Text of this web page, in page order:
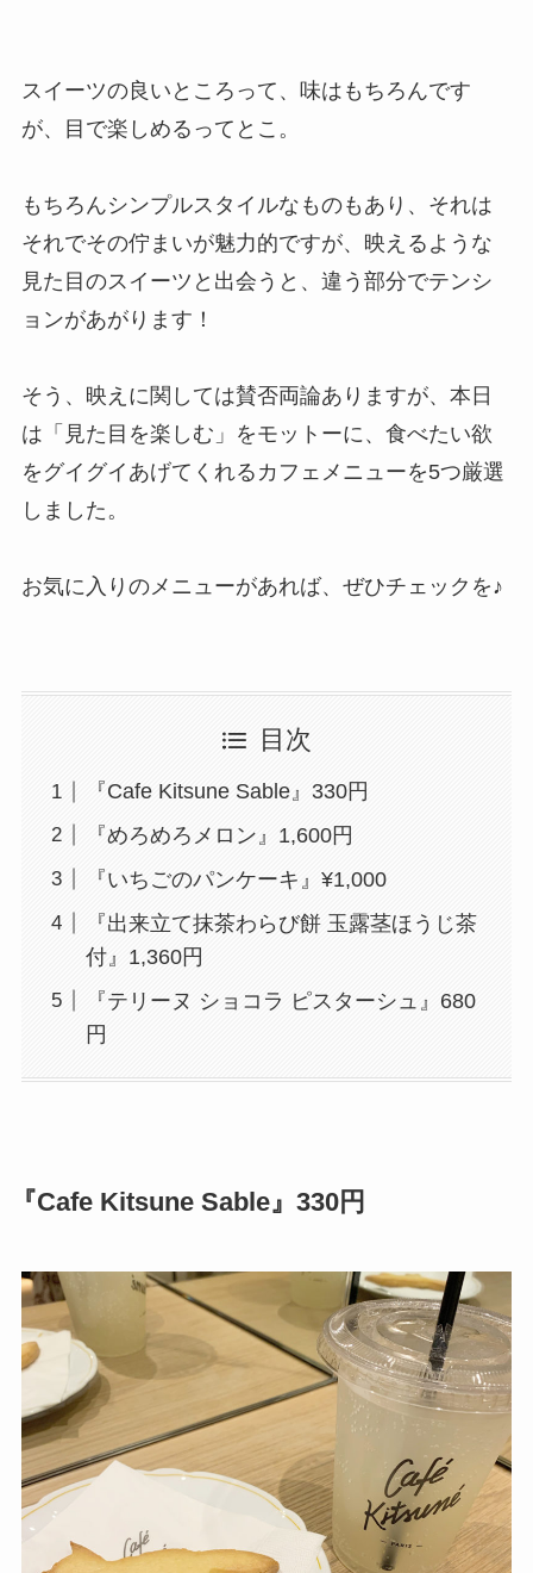
スイーツの良いところって、味はもちろんです
が、目で楽しめるってとこ。
もちろんシンプルスタイルなものもあり、それは
それでその佇まいが魅力的ですが、映えるような
見た目のスイーツと出会うと、違う部分でテンシ
ョンがあがります！
そう、映えに関しては賛否両論ありますが、本日
は「見た目を楽しむ」をモットーに、食べたい欲
をグイグイあげてくれるカフェメニューを5つ厳選
しました。
お気に入りのメニューがあれば、ぜひチェックを♪
目次
『Cafe Kitsune Sable』330円
『めろめろメロン』1,600円
『いちごのパンケーキ』¥1,000
『出来立て抹茶わらび餅 玉露茎ほうじ茶
付』1,360円
『テリーヌ ショコラ ピスターシュ』680
円
『Cafe Kitsune Sable』330円